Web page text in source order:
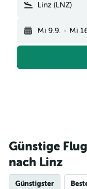
Linz (LNZ)
Mi 9.9. - Mi
Günstige
nach Linz
Günstigster